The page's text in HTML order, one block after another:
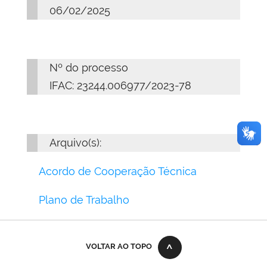
06/02/2025
Nº do processo
IFAC: 23244.006977/2023-78
Arquivo(s):
Acordo de Cooperação Técnica
Plano de Trabalho
VOLTAR AO TOPO